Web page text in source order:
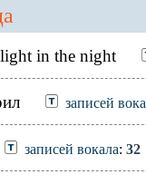
in the night
записей
записей вокала: 32